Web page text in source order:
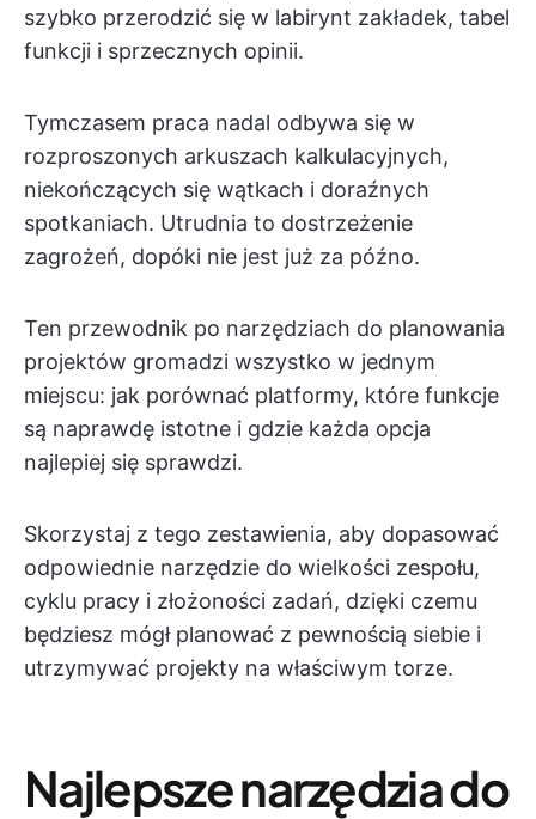
szybko przerodzić się w labirynt zakładek, tabel
funkcji i sprzecznych opinii.
Tymczasem praca nadal odbywa się w
rozproszonych arkuszach kalkulacyjnych,
niekończących się wątkach i doraźnych
spotkaniach. Utrudnia to dostrzeżenie
zagrożeń, dopóki nie jest już za późno.
Ten przewodnik po narzędziach do planowania
projektów gromadzi wszystko w jednym
miejscu: jak porównać platformy, które funkcje
są naprawdę istotne i gdzie każda opcja
najlepiej się sprawdzi.
Skorzystaj z tego zestawienia, aby dopasować
odpowiednie narzędzie do wielkości zespołu,
cyklu pracy i złożoności zadań, dzięki czemu
będziesz mógł planować z pewnością siebie i
utrzymywać projekty na właściwym torze.
Najlepsze narzędzia do